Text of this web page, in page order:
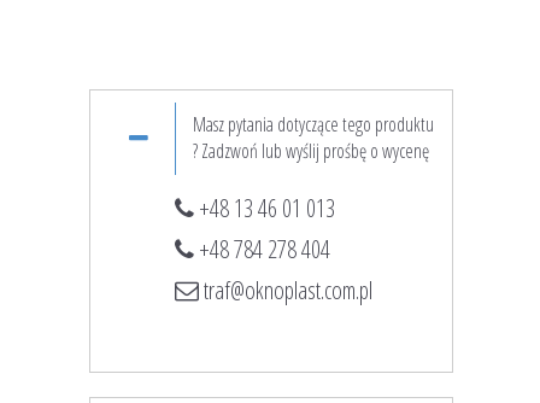
Masz pytania dotyczące tego produktu
? Zadzwoń lub wyślij prośbę o wycenę
+48 13 46 01 013
+48 784 278 404
traf@oknoplast.com.pl